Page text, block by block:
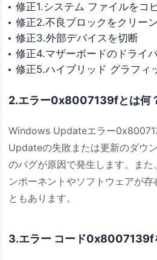
修正1.システム ファイルをコ
修正2.不良ブロックをクリー
修正3.外部デバイスを切断
修正4.マザーボードのドライ
修正5.ハイブリッド グラフィ
2.エラー0x8007139fとは何
Windows Updateエラー
Updateの失敗または更新のダウ
のバグが原因で発生します。また
ンポーネントやソフトウェアが存
ともあります。
3.エラー コード0x8007139f